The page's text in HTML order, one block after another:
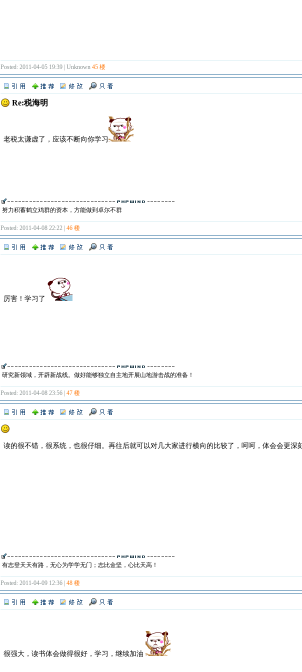
Posted: 2011-04-05 19:39 | Unknown 45 楼
Re:税海明
老税太谦虚了，应该不断向你学习
努力积蓄鹤立鸡群的资本，方能做到卓尔不群
Posted: 2011-04-08 22:22 |46 楼
厉害！学习了
研究新领域，开辟新战线。做好能够独立自主地开展山地游击战的准备！
Posted: 2011-04-08 23:56 |47 楼
读的很不错，很系统，也很仔细。再往后就可以对几大家进行横向的比较了，呵呵，体会会更深刻
有志登天天有路，无心为学学无门；志比金坚，心比天高！
Posted: 2011-04-09 12:36 |48 楼
很强大，读书体会做得很好，学习，继续加油